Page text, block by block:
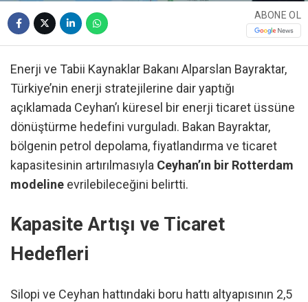
ABONE OL
Enerji ve Tabii Kaynaklar Bakanı Alparslan Bayraktar,
Türkiye’nin enerji stratejilerine dair yaptığı
açıklamada Ceyhan’ı küresel bir enerji ticaret üssüne
dönüştürme hedefini vurguladı. Bakan Bayraktar,
bölgenin petrol depolama, fiyatlandırma ve ticaret
kapasitesinin artırılmasıyla Ceyhan’ın bir Rotterdam
modeline evrilebileceğini belirtti.
Kapasite Artışı ve Ticaret
Hedefleri
Silopi ve Ceyhan hattındaki boru hattı altyapısının 2,5